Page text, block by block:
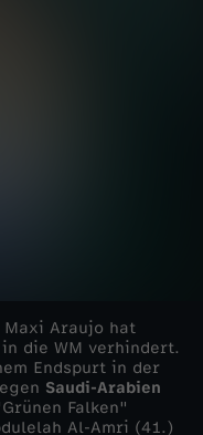
Maxi Araujo hat
die WM verhindert.
Endspurt in der
Saudi-Arabien
Falken"
Al-Amri (41.)